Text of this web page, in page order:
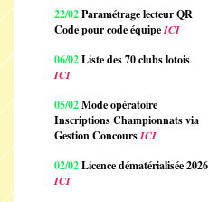
22/02Paramétrage lecteur QR
Code pour code équipeICI
06/02Liste des 70 clubs lotois
ICI
05/02Mode opératoire
Inscriptions Championnats via
Gestion ConcoursICI
02/02Licence dématérialisée 2026
ICI